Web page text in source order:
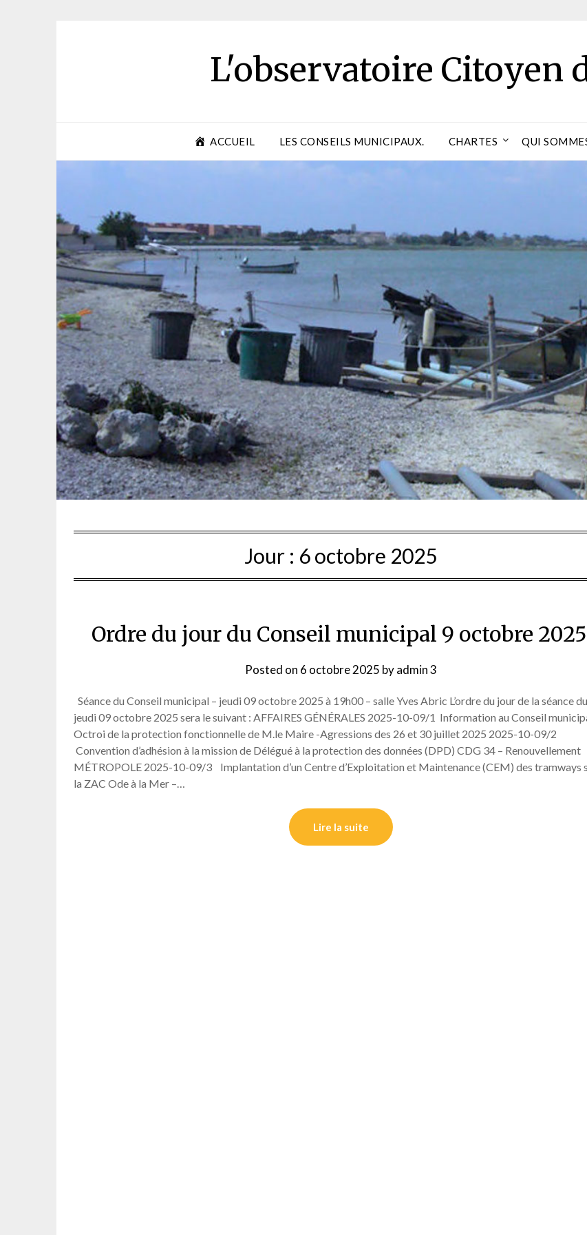
L'observatoire Citoyen
ACCUEIL LES CONSEILS MUNICIPAUX. CHARTES QUI
Jour : 6 octobre 2025
Ordre du jour du Conseil municipal 9 octobre
Posted on 6 octobre 2025 byadmin 3
Séance du Conseil municipal – jeudi 09 octobre 2025 à 19h00 – salle Yves Abric L’ordre du jour de la séance du
jeudi 09 octobre 2025 sera le suivant : AFFAIRES GÉNÉRALES 2025-10-09/1 Information au Conseil
Octroi de la protection fonctionnelle de M.le Maire -Agressions des 26 et 30 juillet 2025 2025-10-09/2
Convention d’adhésion à la mission de Délégué à la protection des données (DPD) CDG 34 – Renouvellement
MÉTROPOLE 2025-10-09/3 Implantation d’un Centre d’Exploitation et Maintenance (CEM) des tramways
la ZAC Ode à la Mer –…
Lire la suite